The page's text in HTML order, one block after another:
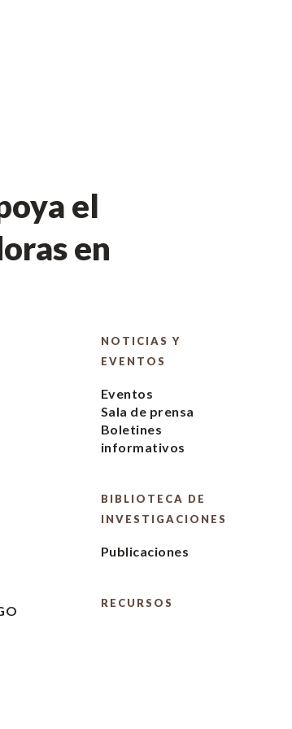
el
en
NOTICIAS Y
EVENTOS
Eventos
Sala de prensa
Boletines
informativos
BIBLIOTECA DE
INVESTIGACIONES
Publicaciones
RECURSOS